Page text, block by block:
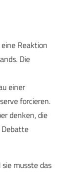
Reaktion
Die
einer
forcieren.
denken, die
musste das